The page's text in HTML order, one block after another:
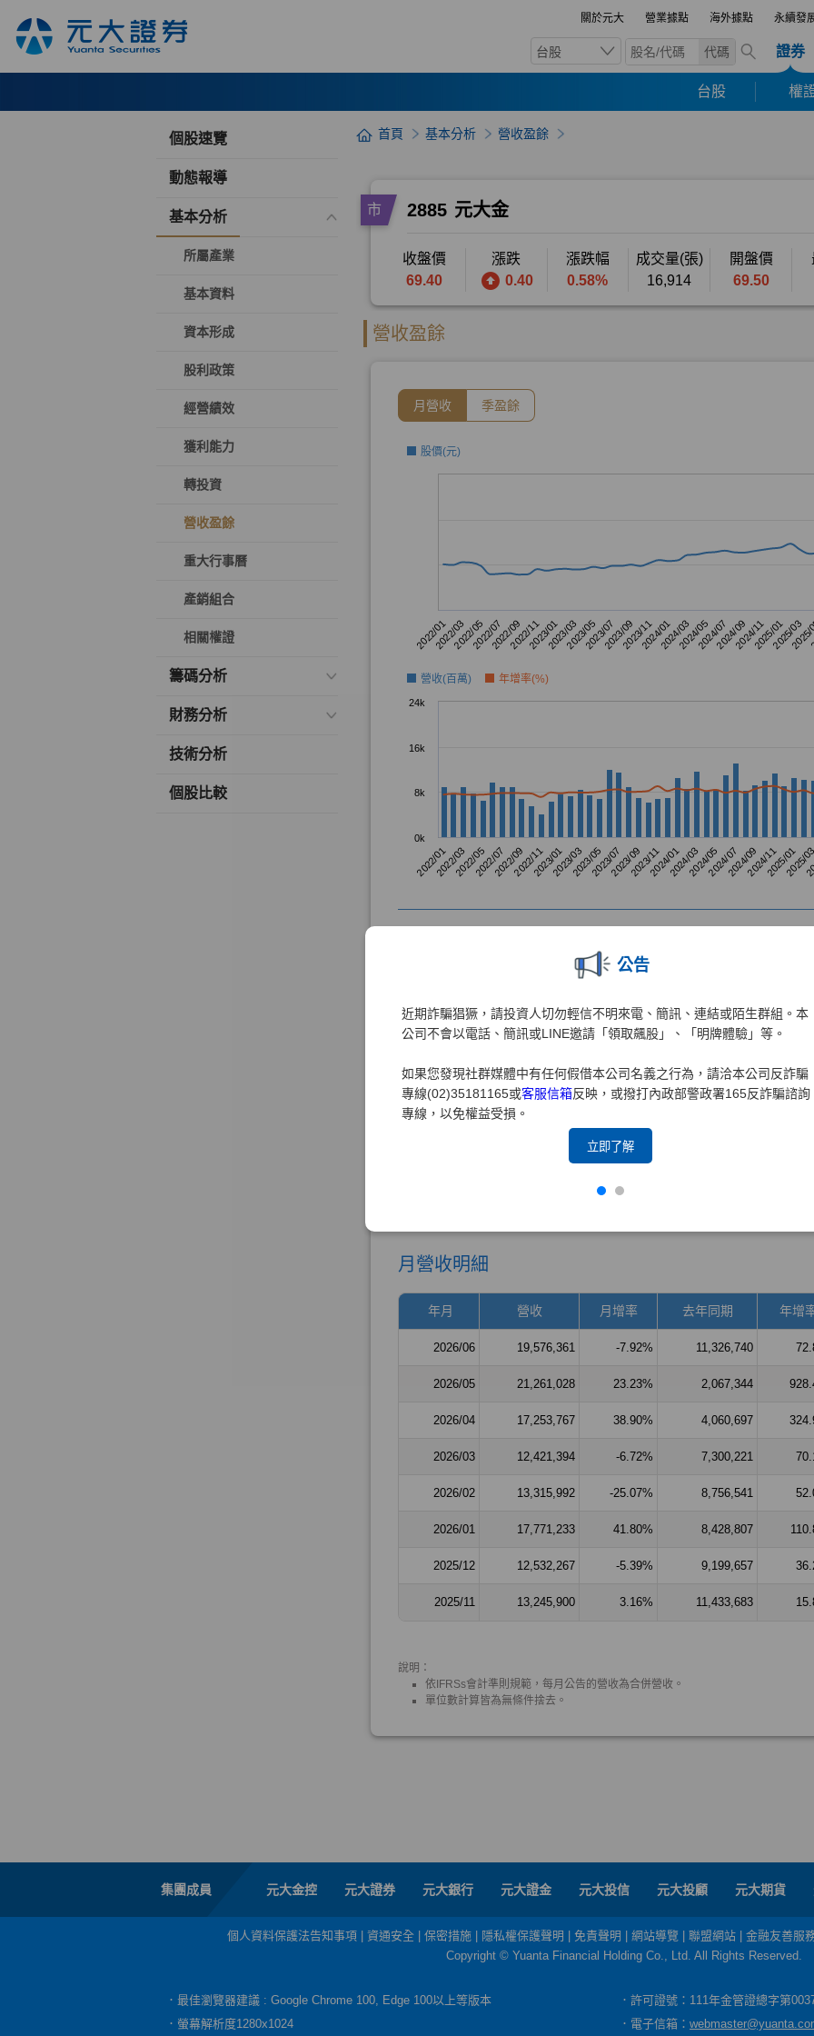
關於元大 營業據點 海外據點 永續發
台股 代碼 證券
台股 權
公告
近期詐騙猖獗，請投資人切勿輕信不明來電、簡訊、連結或陌生群組。本
公司不會以電話、簡訊或LINE邀請「領取飆股」、「明牌體驗」等。
如果您發現社群媒體中有任何假借本公司名義之行為，請洽本公司反詐騙
專線(02)35181165或客服信箱反映，或撥打內政部警政署165反詐騙諮詢
專線，以免權益受損。
立即了解
個股速覽
動態報導
基本分析
所屬產業
基本資料
資本形成
股利政策
經營績效
獲利能力
轉投資
營收盈餘
重大行事曆
產銷組合
相關權證
籌碼分析
財務分析
技術分析
個股比較
首頁 基本分析 營收盈餘
集團成員 元大金控 元大證券 元大銀行 元大證金 元大投信 元大投顧 元大期貨
個人資料保護法告知事項 資通安全 保密措施 隱私權保護聲明 免責聲明 網站導覽 聯盟網站
金融友善服
Copyright © Yuanta Financial Holding Co., Ltd. All Rights Reserved.
．最佳瀏覽器建議 : Google Chrome 100, Edge 100以上等版本
．許可證號：111年金管證總字第
．螢幕解析度1280x1024
．電子信箱：